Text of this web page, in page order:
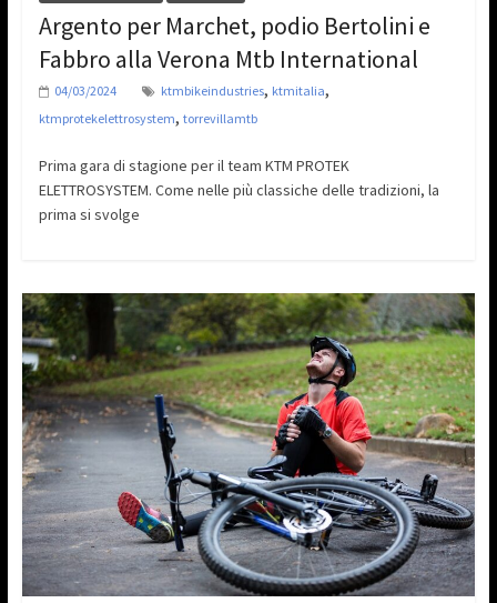
Argento per Marchet, podio Bertolini e
Fabbro alla Verona Mtb International
04/03/2024 ktmbikeindustries, ktmitalia,
ktmprotekelettrosystem, torrevillamtb
Prima gara di stagione per il team KTM PROTEK
ELETTROSYSTEM. Come nelle più classiche delle tradizioni, la
prima si svolge